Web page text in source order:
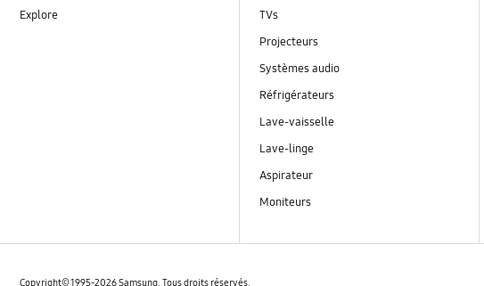
Explore
TVs
Projecteurs
Systèmes audio
Réfrigérateurs
Lave-vaisselle
Lave-linge
Aspirateur
Moniteurs
Copyright© 1995-2026 Samsung. Tous droits réservés.